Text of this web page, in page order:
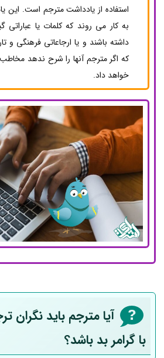
استفاده از یادداشت مترجم است. این
به کار می روند که کلمات یا
داشته باشند و یا ارجاعاتی فرهنگی و
که اگر مترجم آنها را شرح ندهد
خواهد داد.
آیا مترجم باید نگران
با گرامر بد باشد؟